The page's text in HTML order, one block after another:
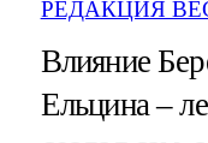
РЕДАКЦИЯ
Влияние
Ельцина –